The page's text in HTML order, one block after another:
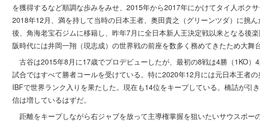
を獲得するなど順調な歩みをみせ、2015年から2017年にかけてタイ人ボク
2018年12月、満を持して当時の日本王者、奥田貴之（グリーンツダ）に挑
後、角海老宝石ジムに移籍し、昨年7月に全日本新人王決定戦以来となる後
阪時代には井岡一翔（現志成）の世界戦の前座を数多く務めてきたため大舞
古谷は2015年8月に17歳でプロデビューしたが、最初の8戦は4勝（1KO
試合ではすべて勝者コールを受けている。特に2020年12月には元日本王者
IBFで世界ランク入りを果たした。現在も14位をキープしている。橋詰が引
信は増しているはずだ。
距離をキープしながら右ジャブを放って主導権掌握を狙いたいサウスポー